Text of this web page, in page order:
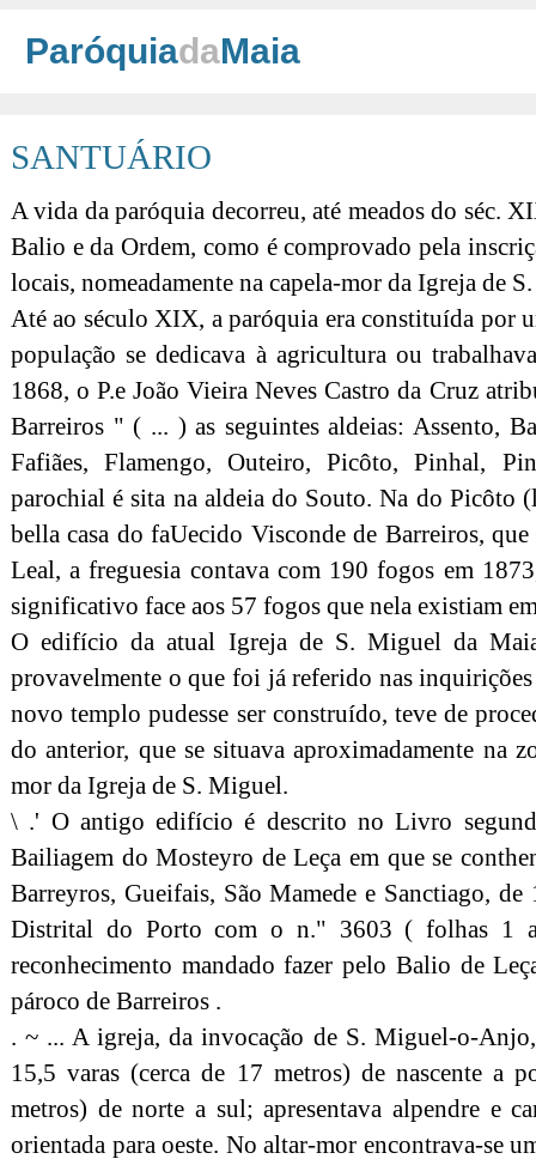
ParóquiadaMaia
SANTUÁRIO
A vida da paróquia decorreu, até meados do séc.
Balio e da Ordem, como é comprovado pela
locais, nomeadamente na capela-mor da Igreja de
Até ao século XIX, a paróquia era constituída por
população se dedicava à agricultura ou
1868, o P.e João Vieira Neves Castro da Cruz
Barreiros " ( ... ) as seguintes aldeias: Assento,
Fafiães, Flamengo, Outeiro, Picôto, Pinhal,
parochial é sita na aldeia do Souto. Na do Picôto
bella casa do faUecido Visconde de Barreiros,
Leal, a freguesia contava com 190 fogos em
significativo face aos 57 fogos que nela existiam
O edifício da atual Igreja de S. Miguel da
provavelmente o que foi já referido nas
novo templo pudesse ser construído, teve de
do anterior, que se situava aproximadamente na
mor da Igreja de S. Miguel.
\ .' O antigo edifício é descrito no Livro
Bailiagem do Mosteyro de Leça em que se
Barreyros, Gueifais, São Mamede e Sanctiago,
Distrital do Porto com o n." 3603 ( folhas 1
reconhecimento mandado fazer pelo Balio de
pároco de Barreiros .
. ~ ... A igreja, da invocação de S. Miguel-o-Anjo,
15,5 varas (cerca de 17 metros) de nascente a
metros) de norte a sul; apresentava alpendre e
orientada para oeste. No altar-mor encontrava-se